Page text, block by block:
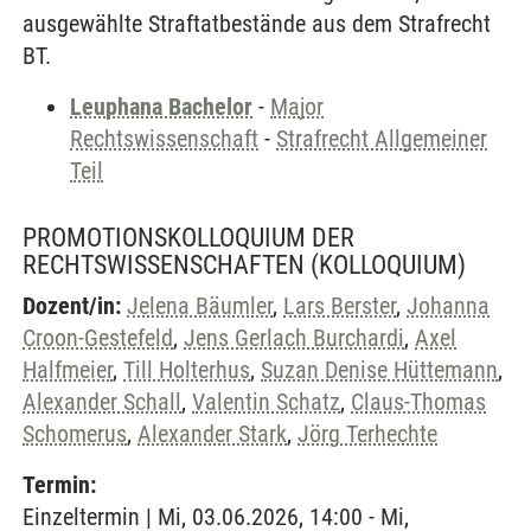
ausgewählte Straftatbestände aus dem Strafrecht
BT.
Leuphana Bachelor - Major
Rechtswissenschaft - Strafrecht Allgemeiner
Teil
PROMOTIONSKOLLOQUIUM DER
RECHTSWISSENSCHAFTEN (KOLLOQUIUM)
Dozent/in: Jelena Bäumler, Lars Berster, Johanna
Croon-Gestefeld, Jens Gerlach Burchardi, Axel
Halfmeier, Till Holterhus, Suzan Denise Hüttemann,
Alexander Schall, Valentin Schatz, Claus-Thomas
Schomerus, Alexander Stark, Jörg Terhechte
Termin:
Einzeltermin | Mi, 03.06.2026, 14:00 - Mi,